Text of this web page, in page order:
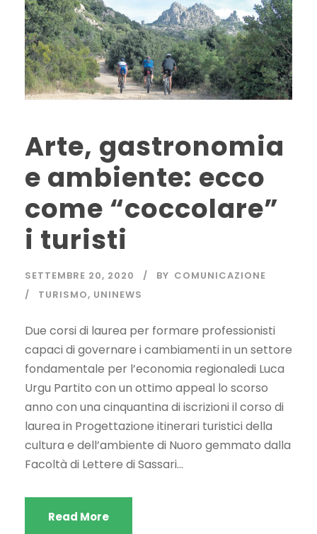
Arte, gastronomia
e ambiente: ecco
come “coccolare”
i turisti
SETTEMBRE 20, 2020 BY COMUNICAZIONE
TURISMO, UNINEWS
Due corsi di laurea per formare professionisti
capaci di governare i cambiamenti in un settore
fondamentale per l’economia regionaledi Luca
Urgu Partito con un ottimo appeal lo scorso
anno con una cinquantina di iscrizioni il corso di
laurea in Progettazione itinerari turistici della
cultura e dell’ambiente di Nuoro gemmato dalla
Facoltà di Lettere di Sassari...
Read More